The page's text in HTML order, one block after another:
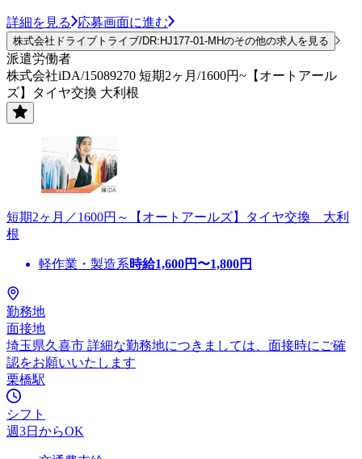
詳細を見る 応募画面に進む
株式会社ドライブトライブ/DR:HJ177-01-MHのその他の求人を見る
派遣労働者
株式会社iDA/15089270 短期2ヶ月/1600円~【オートアール
ズ】タイヤ交換 大利根
短期2ヶ月／1600円～【オートアールズ】タイヤ交換 大利
根
軽作業・製造系時給1,600円〜1,800円
勤務地
面接地
埼玉県久喜市 詳細な勤務地につきましては、面接時にご確
認をお願いいたします
栗橋駅
シフト
週3日からOK